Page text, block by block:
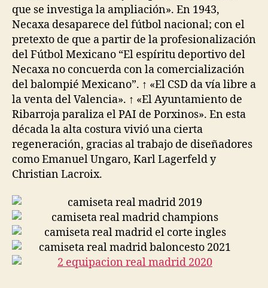
que se investiga la ampliación». En 1943,
Necaxa desaparece del fútbol nacional; con el
pretexto de que a partir de la profesionalización
del Fútbol Mexicano “El espíritu deportivo del
Necaxa no concuerda con la comercialización
del balompié Mexicano”. ↑ «El CSD da vía libre a
la venta del Valencia». ↑ «El Ayuntamiento de
Ribarroja paraliza el PAI de Porxinos». En esta
década la alta costura vivió una cierta
regeneración, gracias al trabajo de diseñadores
como Emanuel Ungaro, Karl Lagerfeld y
Christian Lacroix.